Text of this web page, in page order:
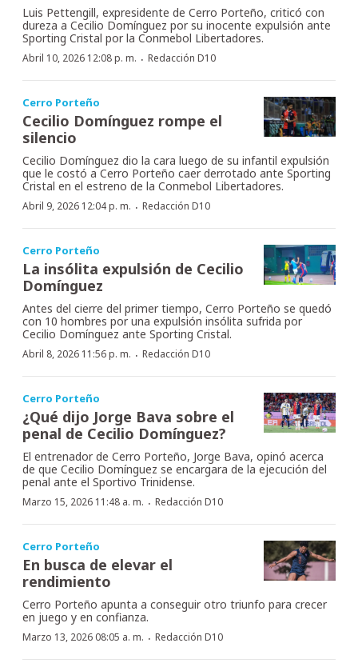
Luis Pettengill, expresidente de Cerro Porteño, criticó con
dureza a Cecilio Domínguez por su inocente expulsión ante
Sporting Cristal por la Conmebol Libertadores.
Abril 10, 2026 12:08 p. m. · Redacción D10
Cerro Porteño
Cecilio Domínguez rompe el
silencio
Cecilio Domínguez dio la cara luego de su infantil expulsión
que le costó a Cerro Porteño caer derrotado ante Sporting
Cristal en el estreno de la Conmebol Libertadores.
Abril 9, 2026 12:04 p. m. · Redacción D10
Cerro Porteño
La insólita expulsión de Cecilio
Domínguez
Antes del cierre del primer tiempo, Cerro Porteño se quedó
con 10 hombres por una expulsión insólita sufrida por
Cecilio Domínguez ante Sporting Cristal.
Abril 8, 2026 11:56 p. m. · Redacción D10
Cerro Porteño
¿Qué dijo Jorge Bava sobre el
penal de Cecilio Domínguez?
El entrenador de Cerro Porteño, Jorge Bava, opinó acerca
de que Cecilio Domínguez se encargara de la ejecución del
penal ante el Sportivo Trinidense.
Marzo 15, 2026 11:48 a. m. · Redacción D10
Cerro Porteño
En busca de elevar el
rendimiento
Cerro Porteño apunta a conseguir otro triunfo para crecer
en juego y en confianza.
Marzo 13, 2026 08:05 a. m. · Redacción D10